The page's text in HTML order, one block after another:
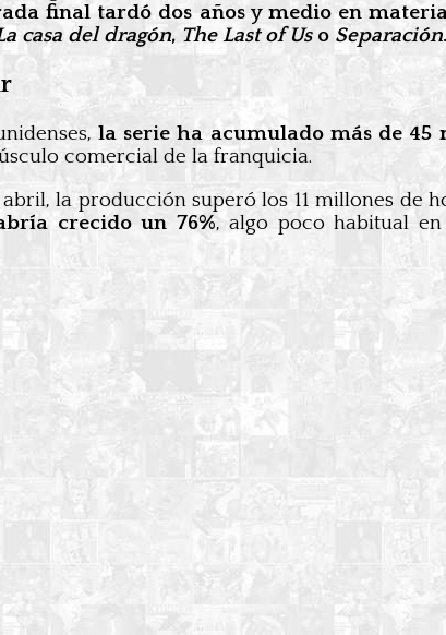
final tardó dos años y medio en
casa del dragón, The Last of Uso Separación.
la serie ha acumulado más de 45
comercial de la franquicia.
la producción superó los 11 millones de
crecido un 76%, algo poco habitual